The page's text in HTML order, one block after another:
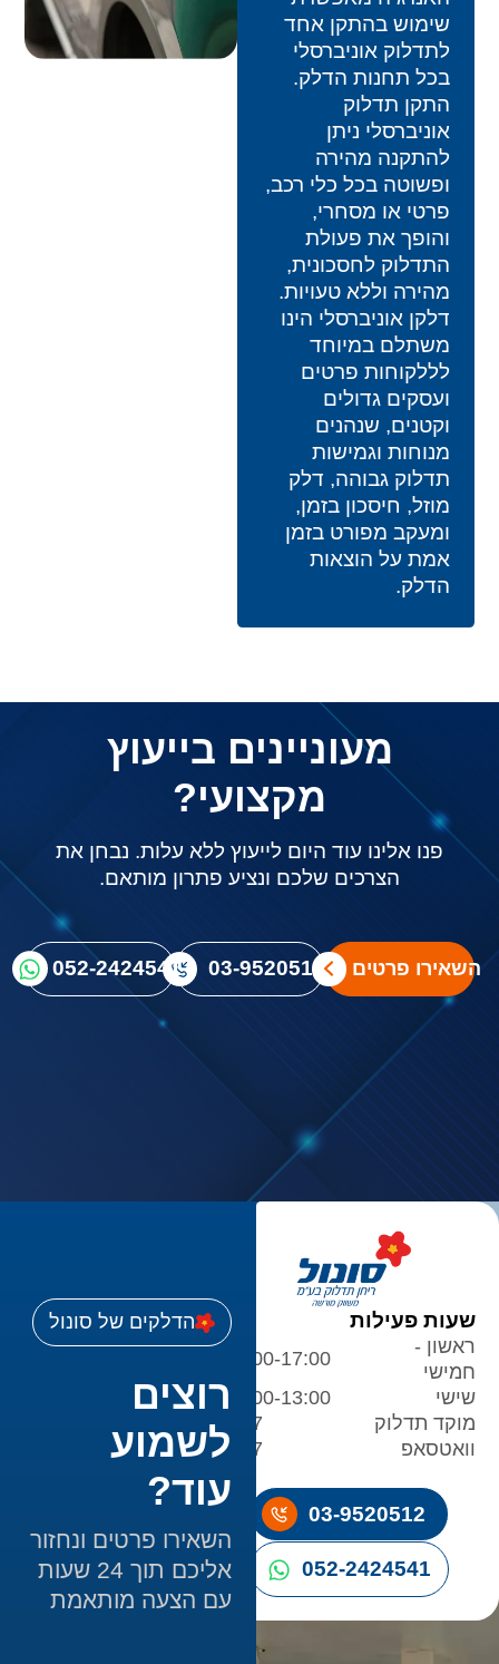
שימוש בהתקן אחד
לתדלוק אוניברסלי
בכל תחנות הדלק.
התקן תדלוק
אוניברסלי ניתן
להתקנה מהירה
ופשוטה בכל כלי רכב,
פרטי או מסחרי,
והופך את פעולת
התדלוק לחסכונית,
מהירה וללא טעויות.
דלקן אוניברסלי הינו
משתלם במיוחד
לללקוחות פרטים
ועסקים גדולים
וקטנים, שנהנים
מנוחות וגמישות
תדלוק גבוהה, דלק
מוזל, חיסכון בזמן,
ומעקב מפורט בזמן
אמת על הוצאות
הדלק.
מעוניינים בייעוץ
מקצועי?
פנו אלינו עוד היום לייעוץ ללא עלות. נבחן את
הצרכים שלכם ונציע פתרון מותאם.
השאירו פרטים 03-9520512
052-2424541
שעות פעילות
ראשון -
חמישי
08:00-17:00
שישי
08:00-13:00
מוקד תדלוק
24/7
וואטסאפ
24/7
03-9520512
052-2424541
הדלקים של סונול
רוצים
לשמוע
עוד?
השאירו פרטים ונחזור
אליכם תוך 24 שעות
עם הצעה מותאמת